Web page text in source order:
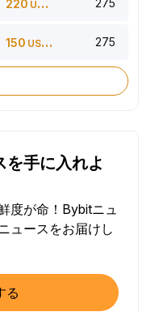
220 USDT 275
150 USDT 275
を手に入れよ
度が命！Bybitニュ
ュースをお届けし
る